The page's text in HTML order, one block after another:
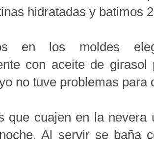
hidratadas y batimos
en los moldes
con aceite de
no tuve problemas para
que cuajen en la nevera
Al servir se baña